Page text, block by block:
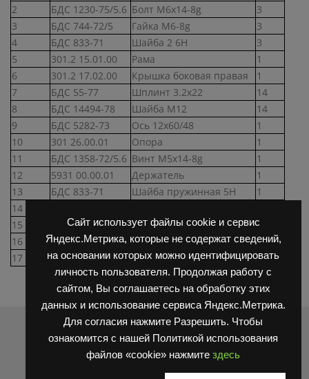
Сайт использует файлы cookie и сервис
Яндекс.Метрика, которые не содержат сведений,
на основании которых можно идентифицировать
личность пользователя. Продолжая работу с
сайтом, Вы соглашаетесь на обработку этих
данных и использование сервиса Яндекс.Метрика.
Для согласия нажмите Разрешить. Чтобы
ознакомится с нашей Политикой использования
файлов «cookie» нажмите здесь
2
БДС 1230-75/5.6 Болт М6х14-8g
3
3
БДС 744-72/5 Гайка М6-8g
3
4
БДС 833-71 Шайба 2 6Н
3
5
301.2 15.01.00 Рама
1
6
301.2 17.02.00 Крышка боковая правая
1
7
БДС 55-77 Шплинт 3.2х22
14
8
БДС 14494-78 Шайба М12
14
9
БДС 5282-73 Ось 12х60/48
1
10
301 26.00.01 Опора
1
11
БДС 1358-72/5.6 Винт М5х14-8g
1
12
5931 00.00.01 Держатель
1
13
БДС 833-71 Шайба пружинная 5Н
1
14
15
БДС 5282-73 Ось 12х75/65
6
16
301.2 17.01.00 Крышка боковая левая
1
17
301.2 17.04.00 Крышка задняя 1
Распродажа